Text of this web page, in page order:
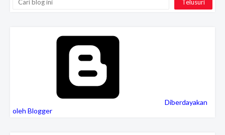
Diberdayakan
oleh Blogger